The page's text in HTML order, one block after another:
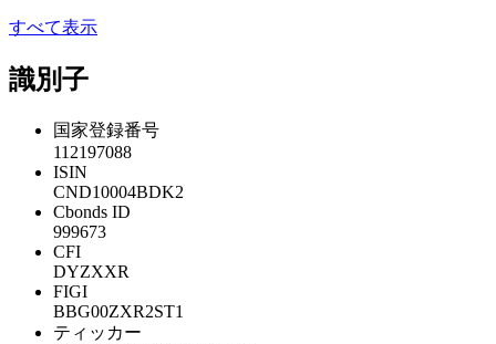
すべて表示
識別子
国家登録番号
112197088
ISIN
CND10004BDK2
Cbonds ID
999673
CFI
DYZXXR
FIGI
BBG00ZXR2ST1
ティッカー